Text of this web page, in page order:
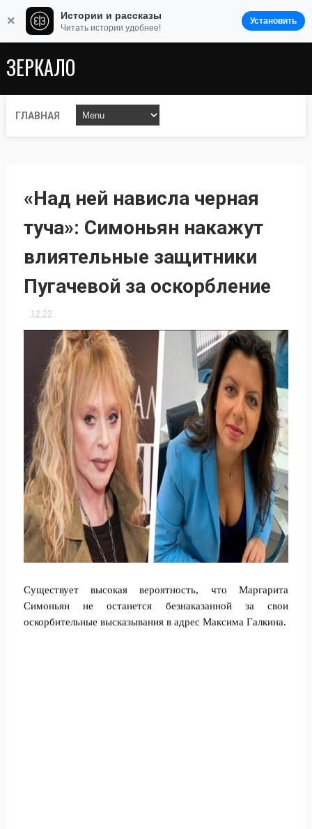
ЗЕРКАЛО
ГЛАВНАЯ
«Над ней нависла черная
туча»: Симоньян накажут
влиятельные защитники
Пугачевой за оскорбление
12:22
Существует высокая вероятность, что Маргарита
Симоньян не останется безнаказанной за свои
оскорбительные высказывания в адрес Максима Галкина.
× Истории и рассказы
Читать истории удобнее!
Установить